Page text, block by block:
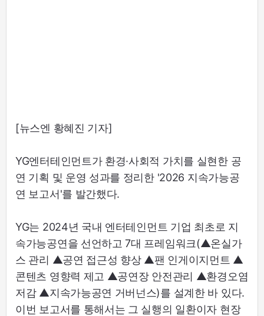
[뉴스엔 황혜진 기자]
YG엔터테인먼트가 환경·사회적 가치를 실현한 공
연 기획 및 운영 성과를 정리한 '2026 지속가능공
연 보고서'를 발간했다.
YG는 2024년 국내 엔터테인먼트 기업 최초로 지
속가능공연을 선언하고 7대 프레임워크(▲온실가
스 관리 ▲공연 접근성 향상 ▲팬 인게이지먼트 ▲
콘텐츠 영향력 제고 ▲공연장 안전관리 ▲환경오염
저감 ▲지속가능공연 거버넌스)를 설계한 바 있다.
이번 보고서를 통해서는 그 실행의 일환이자 현장